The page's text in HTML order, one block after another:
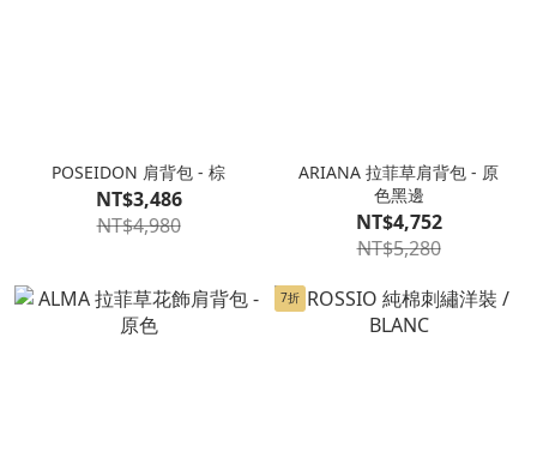
POSEIDON 肩背包 - 棕
NT$3,486
NT$4,980
ARIANA 拉菲草肩背包 - 原
色黑邊
NT$4,752
NT$5,280
7折